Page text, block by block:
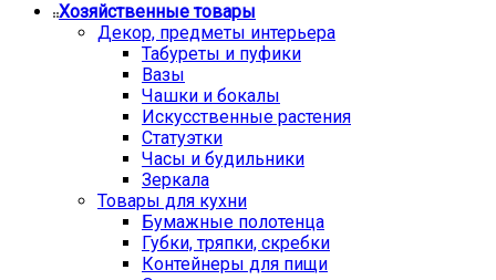
Хозяйственные товары
Декор, предметы интерьера
Табуреты и пуфики
Вазы
Чашки и бокалы
Искусственные растения
Статуэтки
Часы и будильники
Зеркала
Товары для кухни
Бумажные полотенца
Губки, тряпки, скребки
Контейнеры для пищи